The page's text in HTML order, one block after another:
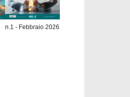
n.1 - Febbraio 2026